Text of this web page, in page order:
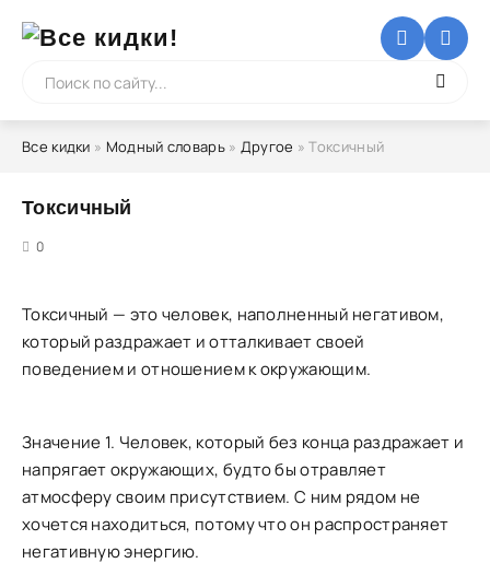
Все кидки » Модный словарь» Другое » Токсичный
Токсичный
0
Токсичный — это человек, наполненный негативом,
который раздражает и отталкивает своей
поведением и отношением к окружающим.
Значение 1. Человек, который без конца раздражает и
напрягает окружающих, будто бы отравляет
атмосферу своим присутствием. С ним рядом не
хочется находиться, потому что он распространяет
негативную энергию.